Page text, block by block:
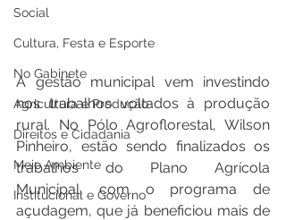
Social
Cultura, Festa e Esporte
No Gabinete
Agricultura e Produção
Direitos e Cidadania
Meio Ambiente
Institucional e Governo
A gestão municipal vem investindo
nos trabalhos voltados à produção
rural. No Pólo Agroflorestal, Wilson
Pinheiro, estão sendo finalizados os
trabalhos do Plano Agrícola
Municipal, com o programa de
açudagem, que já beneficiou mais de